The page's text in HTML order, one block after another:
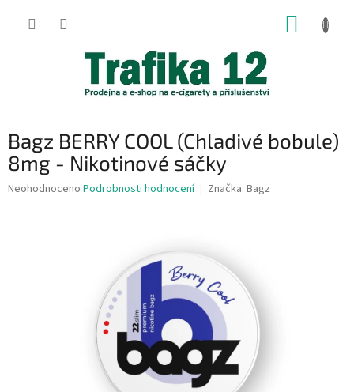
Bagz BERRY COOL (Chladivé bobule)
8mg - Nikotinové sáčky
Průměrné
Neohodnoceno Podrobnosti hodnocení Značka: Bagz